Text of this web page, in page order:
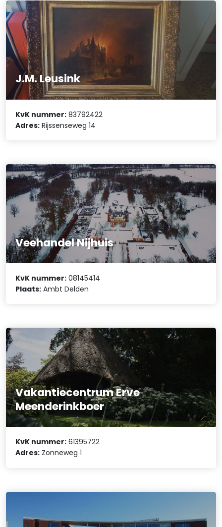
J.M. Leusink
KvK nummer: 83792422
Adres: Rijssenseweg 14
Veehandel Nijhuis
KvK nummer: 08145414
Plaats: Ambt Delden
Vakantiecentrum Erve
Meenderinkboer
KvK nummer: 61395722
Adres: Zonneweg 1